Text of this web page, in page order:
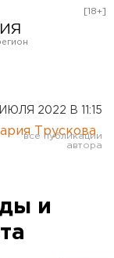
[18+]
ИЮЛЯ 2022 В 11:15
Трускова
и